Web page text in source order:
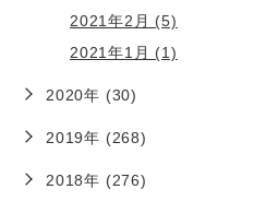
2021年2月 (5)
2021年1月 (1)
2020年 (30)
2019年 (268)
2018年 (276)